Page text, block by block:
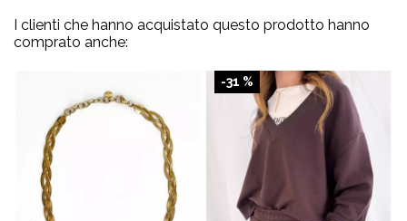
I clienti che hanno acquistato questo prodotto hanno
comprato anche:
-31 %